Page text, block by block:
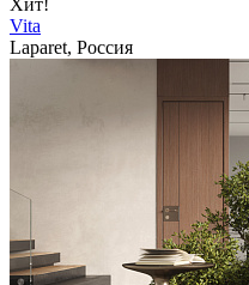
Vita
Laparet, Россия